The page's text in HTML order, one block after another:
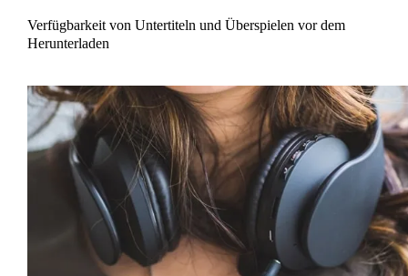
Verfügbarkeit von Untertiteln und Überspielen vor dem
Herunterladen